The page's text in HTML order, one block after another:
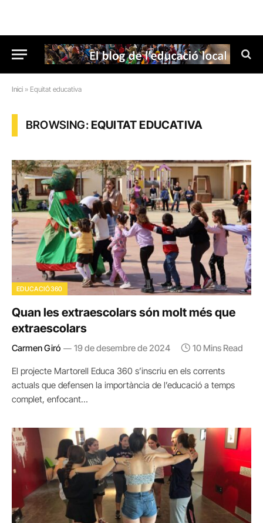
Inici » Equitat educativa
BROWSING:EQUITAT EDUCATIVA
EDUCACIÓ360
Quan les extraescolars són molt més que
extraescolars
Carmen Giró 19 de desembre de 2024 10 Mins Read
El projecte Martorell Educa 360 s’inscriu en els corrents
actuals que defensen la importància de l’educació a temps
complet, enfocant…